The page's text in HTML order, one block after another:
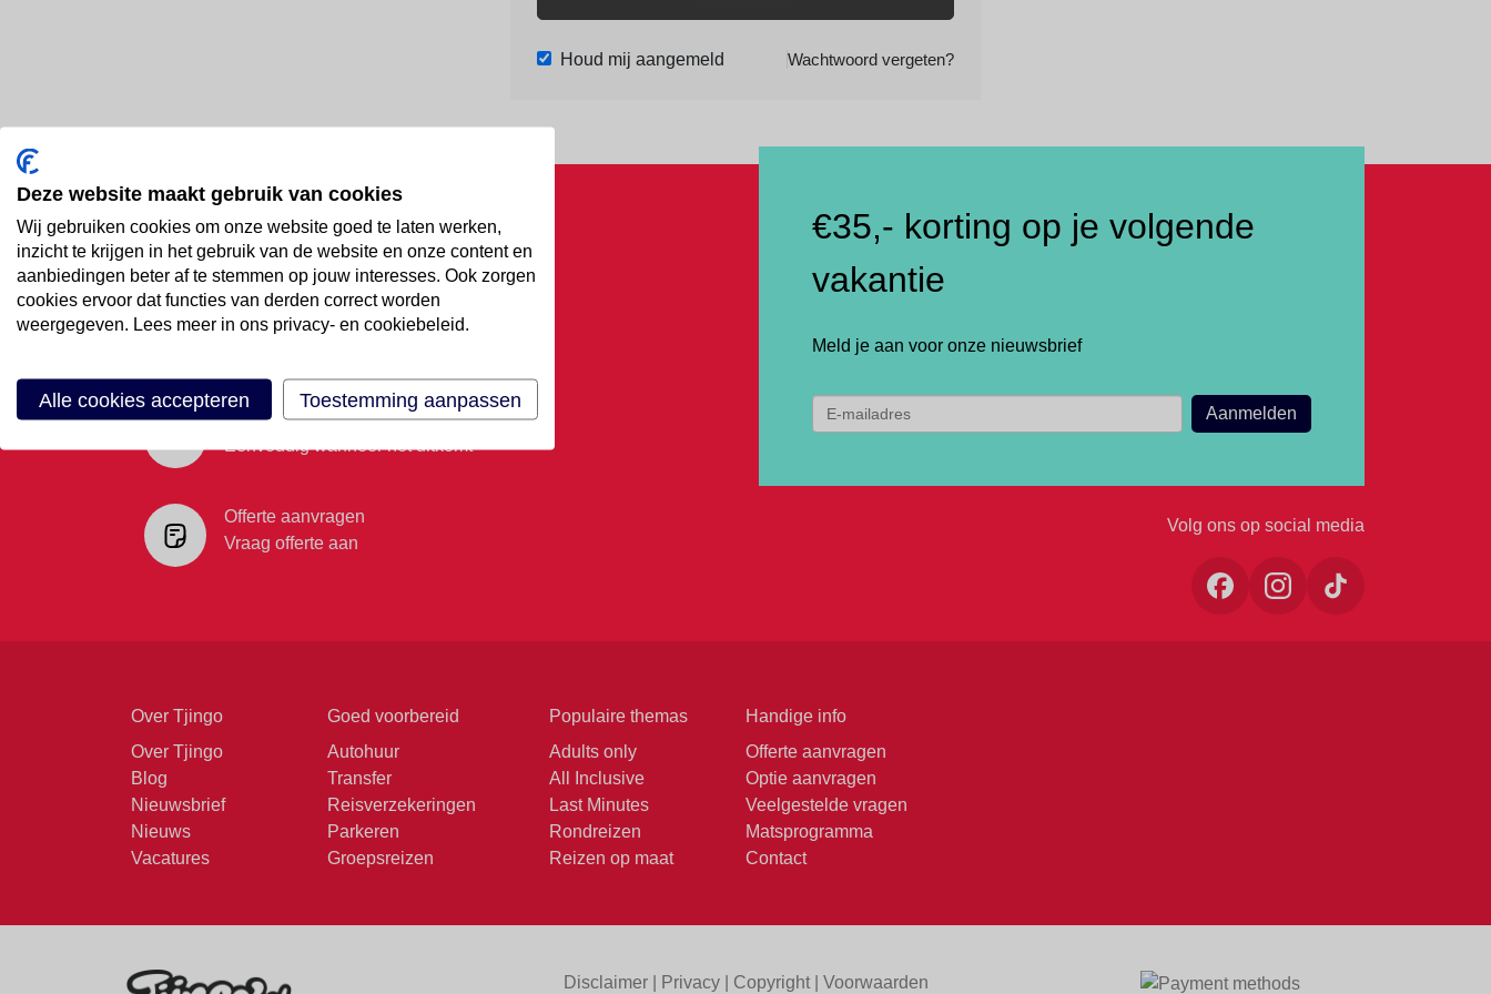
Houd mij aangemeld Wachtwoord vergeten?
Bel ons
088 66 55 999
Mail ons
Maak een afspraak
Eenvoudig wanneer het uitkomt
Offerte aanvragen
Vraag offerte aan
€35,- korting op je volgende
vakantie
Meld je aan voor onze nieuwsbrief
Volg ons op social media
Over Tjingo
Over Tjingo
Blog
Nieuwsbrief
Nieuws
Vacatures
Goed voorbereid
Autohuur
Transfer
Reisverzekeringen
Parkeren
Groepsreizen
Populaire themas
Adults only
All Inclusive
Last Minutes
Rondreizen
Reizen op maat
Handige info
Offerte aanvragen
Optie aanvragen
Veelgestelde vragen
Matsprogramma
Contact
Disclaimer| Privacy| Copyright| Voorwaarden
Deze website maakt gebruik van cookies
Wij gebruiken cookies om onze website goed te laten werken,
inzicht te krijgen in het gebruik van de website en onze content en
aanbiedingen beter af te stemmen op jouw interesses. Ook zorgen
cookies ervoor dat functies van derden correct worden
weergegeven. Lees meer in ons privacy- en cookiebeleid.
Alle cookies accepteren Toestemming aanpassen